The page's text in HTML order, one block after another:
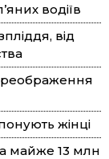
водіїв
від
жінці
майже 13 млн